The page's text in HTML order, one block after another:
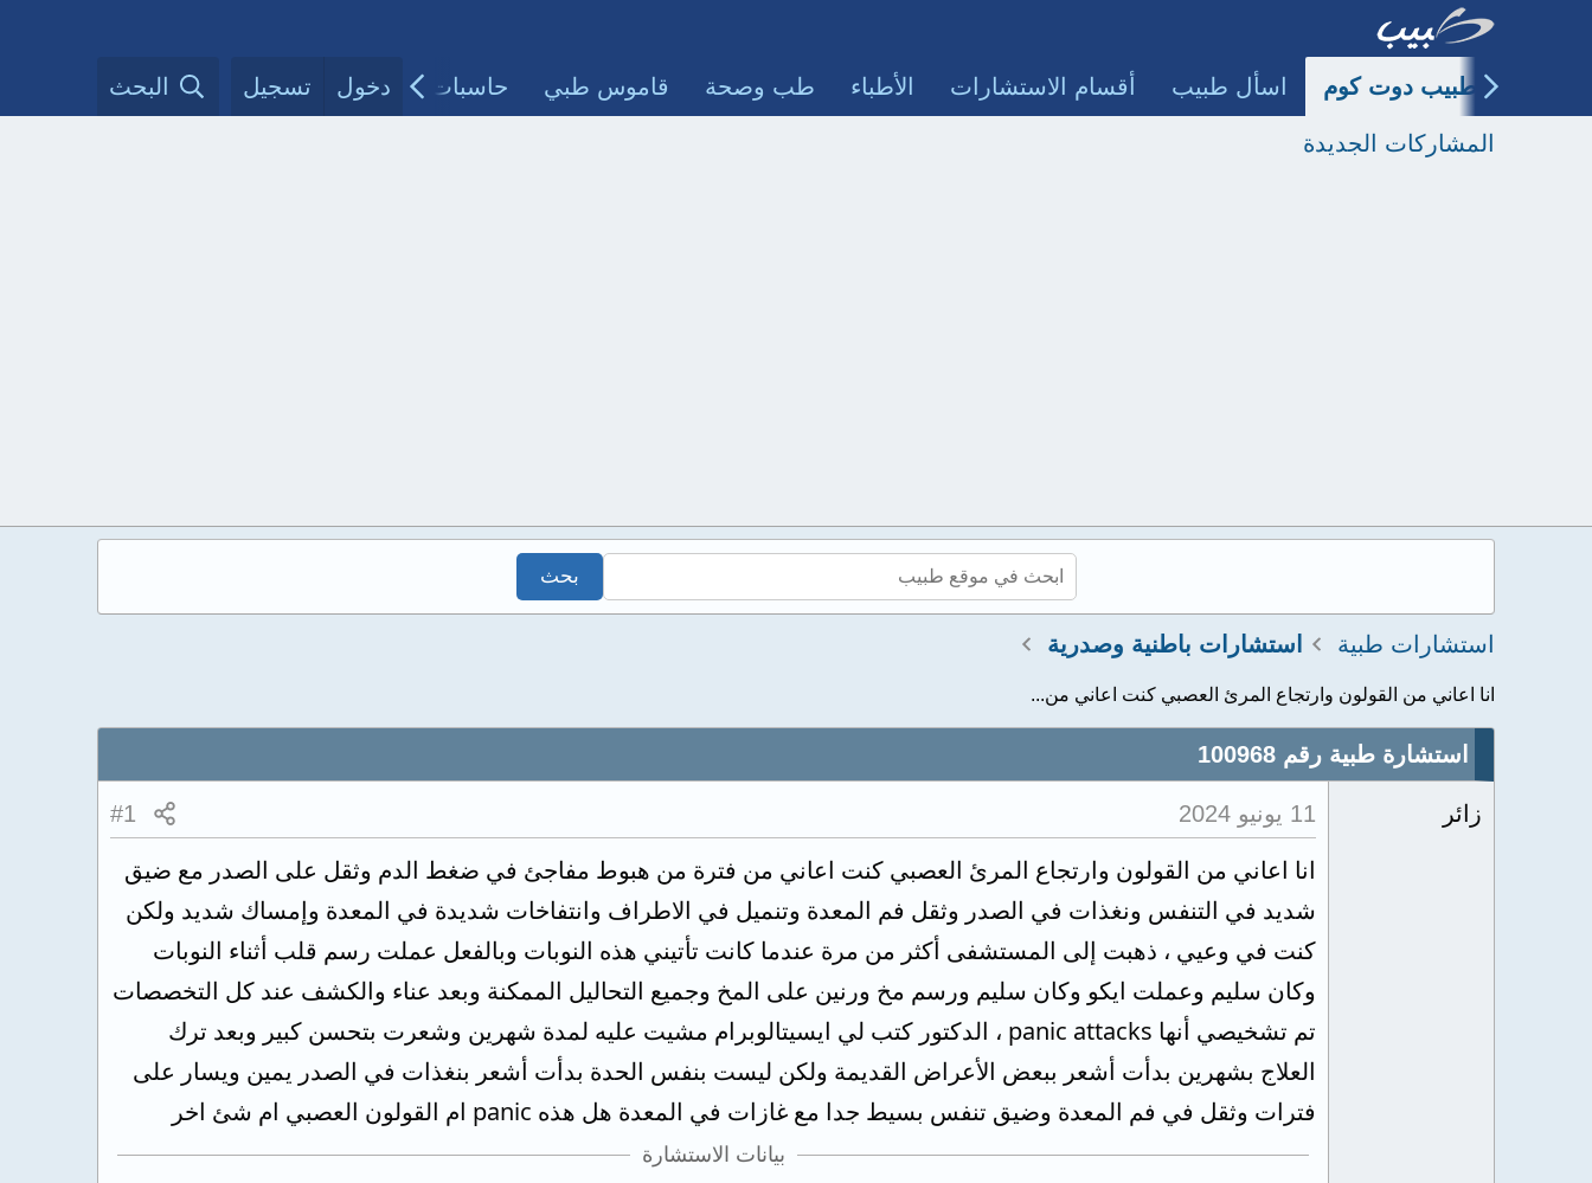
طبيب دوت كوم اسأل طبيب أقسام الاستشارات الأطباء طب وصحة قاموس طبي حاسبات طبية مقالات الأطباءدخول تسجيل البحث
المشاركات الجديدة
استشارات طبية استشارات باطنية وصدرية
انا اعاني من القولون وارتجاع المرئ العصبي كنت اعاني من...
استشارة طبية رقم 100968
زائر 11 يونيو 2024 #1
انا اعاني من القولون وارتجاع المرئ العصبي كنت اعاني من فترة من هبوط مفاجئ في ضغط الدم وثقل على الصدر مع ضيق
شديد في التنفس ونغذات في الصدر وثقل فم المعدة وتنميل في الاطراف وانتفاخات شديدة في المعدة وإمساك شديد ولكن
كنت في وعيي ، ذهبت إلى المستشفى أكثر من مرة عندما كانت تأتيني هذه النوبات وبالفعل عملت رسم قلب أثناء النوبات
وكان سليم وعملت ايكو وكان سليم ورسم مخ ورنين على المخ وجميع التحاليل الممكنة وبعد عناء والكشف عند كل التخصصات
تم تشخيصي أنها panic attacks ، الدكتور كتب لي ايسيتالوبرام مشيت عليه لمدة شهرين وشعرت بتحسن كبير وبعد ترك
العلاج بشهرين بدأت أشعر ببعض الأعراض القديمة ولكن ليست بنفس الحدة بدأت أشعر بنغذات في الصدر يمين ويسار على
فترات وثقل في فم المعدة وضيق تنفس بسيط جدا مع غازات في المعدة هل هذه panic ام القولون العصبي ام شئ اخر
بيانات الاستشارة